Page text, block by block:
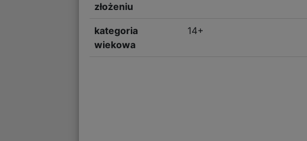
złożeniu
kategoria
wiekowa
14+